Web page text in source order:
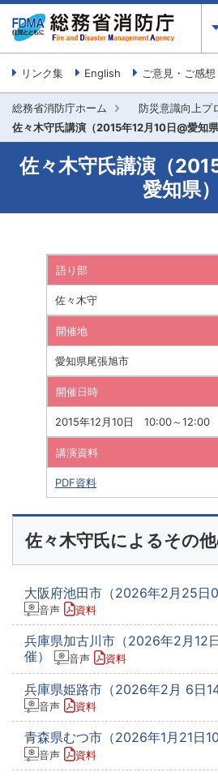
リンク集 English ご意見・ご感想
総務省消防庁ホーム
防災意識向上プ
佐々木守氏講演（2015年12月10日@愛知県
佐々木守氏講演（
愛知県）
語り部
佐々木守
開催地
愛知県尾張旭市
開催日時
2015年12月10日 10:00～12:00
講演資料
PDF資料
佐々木守氏によるその
大阪府池田市（2026年2月25日
音声 資料
兵庫県加古川市（2026年2月12
催）
音声 資料
兵庫県姫路市（2026年2月 6日
音声 資料
青森県むつ市（2026年1月21日
音声 資料